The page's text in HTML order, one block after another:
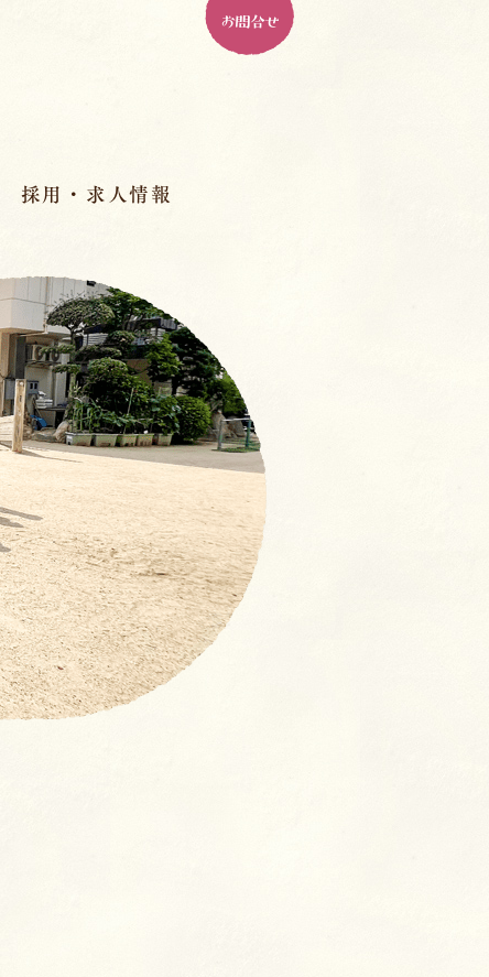
採用・求人情報
パドマで働く、１０の魅力
人材育成
輩の先生のインタビュー
スペシャル座談会
！】募集要項：新卒採
(2027年度)・中途採用(随
時)の流れ
奨学⾦返済⽀援制度とは
よくあるご質問
お問合せ